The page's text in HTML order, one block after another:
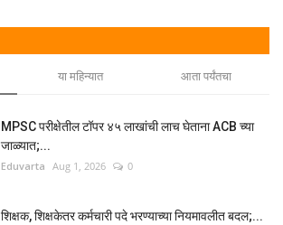
या महिन्यात आता पर्यंतचा
MPSC परीक्षेतील टॉपर ४५ लाखांची लाच घेताना ACB च्या
जाळ्यात;...
Eduvarta Aug 1, 2026 0
शिक्षक, शिक्षकेतर कर्मचारी पदे भरण्याच्या नियमावलीत बदल;...